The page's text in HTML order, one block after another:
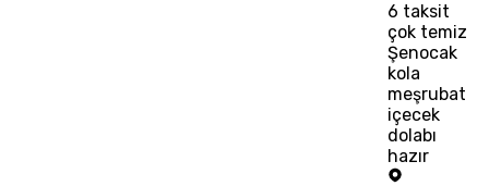
6 taksit
çok temiz
Şenocak
kola
meşrubat
içecek
dolabı
hazır